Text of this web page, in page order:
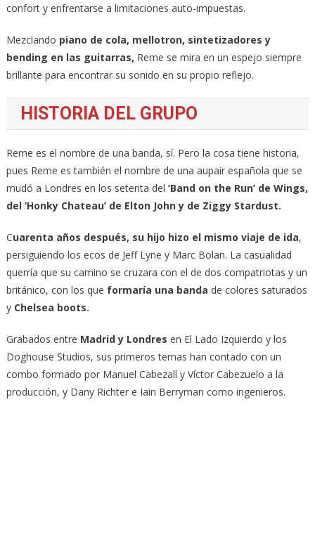
confort y enfrentarse a limitaciones auto-impuestas.
Mezclando piano de cola, mellotron, sintetizadores y
bending en las guitarras, Reme se mira en un espejo siempre
brillante para encontrar su sonido en su propio reflejo.
HISTORIA DEL GRUPO
Reme es el nombre de una banda, sí. Pero la cosa tiene historia,
pues Reme es también el nombre de una aupair española que se
mudó a Londres en los setenta del ‘Band on the Run’ de Wings,
del ‘Honky Chateau’ de Elton John y de Ziggy Stardust.
Cuarenta años después, su hijo hizo el mismo viaje de ida,
persiguiendo los ecos de Jeff Lyne y Marc Bolan. La casualidad
querría que su camino se cruzara con el de dos compatriotas y un
británico, con los que formaría una banda de colores saturados
y Chelsea boots.
Grabados entre Madrid y Londres en El Lado Izquierdo y los
Doghouse Studios, sus primeros temas han contado con un
combo formado por Manuel Cabezalí y Víctor Cabezuelo a la
producción, y Dany Richter e Iain Berryman como ingenieros.